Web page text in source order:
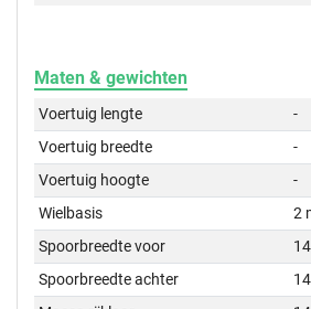
Maten & gewichten
Voertuig lengte
-
Voertuig breedte
-
Voertuig hoogte
-
Wielbasis
2
Spoorbreedte voor
Spoorbreedte achter